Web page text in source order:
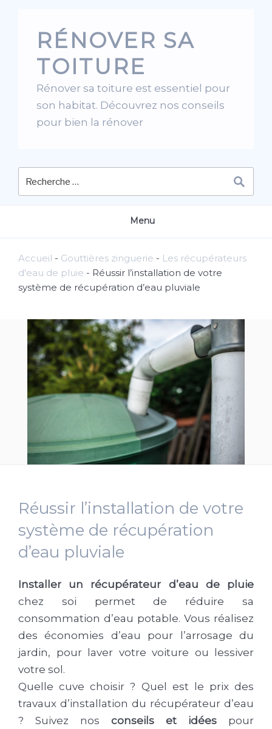
RÉNOVER SA
TOITURE
Rénover sa toiture est essentiel pour
son habitat. Découvrez nos conseils
pour bien la rénover
Menu
Accueil - Gouttières zinguerie - Les récupérateurs
d'eau de pluie - Réussir l’installation de votre
système de récupération d’eau pluviale
Réussir l’installation de votre
système de récupération
d’eau pluviale
Installer un récupérateur d’eau de pluie
chez soi permet de réduire sa
consommation d’eau potable. Vous réalisez
des économies d’eau pour l’arrosage du
jardin, pour laver votre voiture ou lessiver
votre sol.
Quelle cuve choisir ? Quel est le prix des
travaux d’installation du récupérateur d’eau
? Suivez nos conseils et idées pour